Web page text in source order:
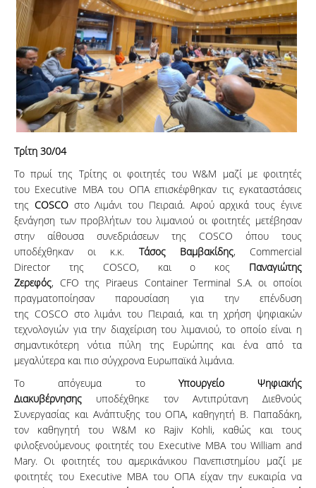
Τρίτη 30/04
Το πρωί της Τρίτης οι φοιτητές του W&M μαζί με φοιτητές
του Executive MBA του ΟΠΑ επισκέφθηκαν τις εγκαταστάσεις
της COSCO στο Λιμάνι του Πειραιά. Αφού αρχικά τους έγινε
ξενάγηση των προβλήτων του λιμανιού οι φοιτητές μετέβησαν
στην αίθουσα συνεδριάσεων της COSCO όπου τους
υποδέχθηκαν οι κ.κ. Τάσος Βαμβακίδης, Commercial
Director της COSCO, και ο κος Παναγιώτης
Ζερεφός, CFO της Piraeus Container Terminal S.A. οι οποίοι
πραγματοποίησαν παρουσίαση για την επένδυση
της COSCO στο λιμάνι του Πειραιά, και τη χρήση ψηφιακών
τεχνολογιών για την διαχείριση του λιμανιού, το οποίο είναι η
σημαντικότερη νότια πύλη της Ευρώπης και ένα από τα
μεγαλύτερα και πιο σύγχρονα Ευρωπαϊκά λιμάνια.
Το απόγευμα το Υπουργείο Ψηφιακής
Διακυβέρνησης υποδέχθηκε τον Αντιπρύτανη Διεθνούς
Συνεργασίας και Ανάπτυξης του ΟΠΑ, καθηγητή Β. Παπαδάκη,
τον καθηγητή του W&M κο Rajiv Kohli, καθώς και τους
φιλοξενούμενους φοιτητές του Executive MBA του William and
Mary. Οι φοιτητές του αμερικάνικου Πανεπιστημίου μαζί με
φοιτητές του Executive MBA του ΟΠΑ είχαν την ευκαιρία να